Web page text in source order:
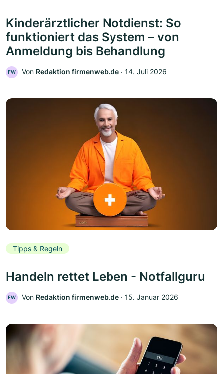
Kinderärztlicher Notdienst: So
funktioniert das System – von
Anmeldung bis Behandlung
FW Von Redaktion firmenweb.de ‧ 14. Juli 2026
Tipps & Regeln
Handeln rettet Leben - Notfallguru
FW Von Redaktion firmenweb.de ‧ 15. Januar 2026